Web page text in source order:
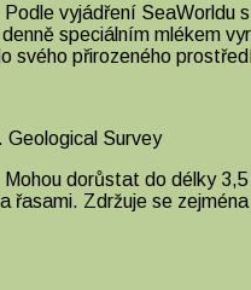
vyjádření
speciálním mlékem
svého přirozeného
Geological Survey
dorůstat do délky
řasami. Zdržuje se